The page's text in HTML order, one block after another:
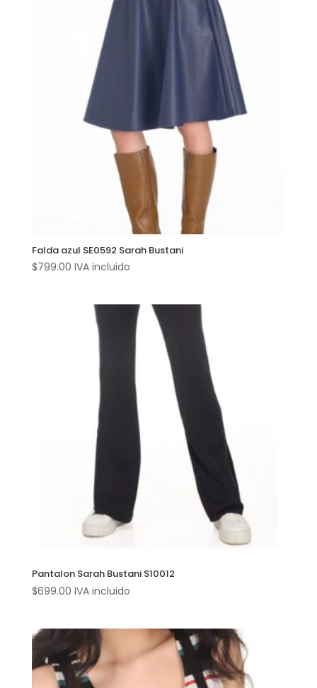
Falda azul SE0592 Sarah Bustani
$799.00 IVA incluido
Pantalon Sarah Bustani S10012
$699.00 IVA incluido